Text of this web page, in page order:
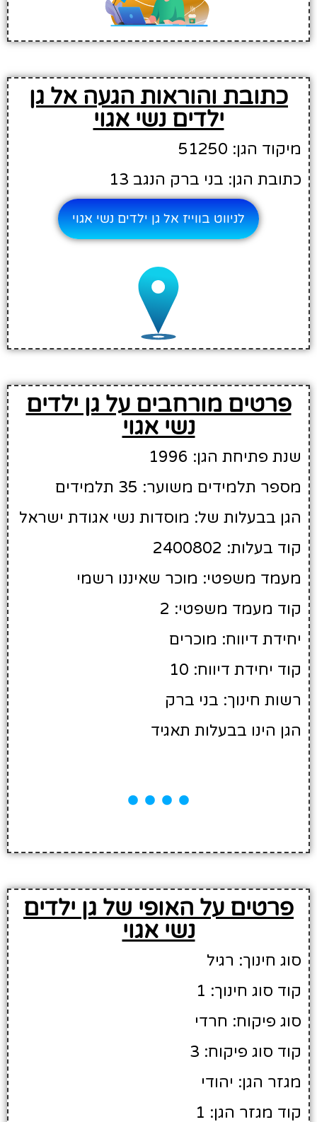
כתובת והוראות הגעה אל גן
ילדים נשי אגוי
מיקוד הגן: 51250
כתובת הגן: בני ברק הנגב 13
לניווט בווייז אל גן ילדים נשי אגוי
פרטים מורחבים על גן ילדים
נשי אגוי
שנת פתיחת הגן: 1996
מספר תלמידים משוער: 35 תלמידים
הגן בבעלות של: מוסדות נשי אגודת ישראל
קוד בעלות: 2400802
מעמד משפטי: מוכר שאיננו רשמי
קוד מעמד משפטי: 2
יחידת דיווח: מוכרים
קוד יחידת דיווח: 10
רשות חינוך: בני ברק
הגן הינו בבעלות תאגיד
פרטים על האופי של גן ילדים
נשי אגוי
סוג חינוך: רגיל
קוד סוג חינוך: 1
סוג פיקוח: חרדי
קוד סוג פיקוח: 3
מגזר הגן: יהודי
קוד מגזר הגן: 1